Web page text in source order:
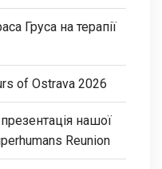
Груса на терапії
of Ostrava 2026
нашої
Reunion